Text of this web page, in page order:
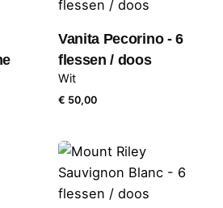
Vanita Pecorino - 6
flessen / doos
Wit
€ 50,00